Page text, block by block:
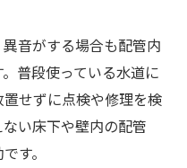
奨するケア習慣
理予防のコツ
フチェックの極意
ルフ点検術
音がする場合も配管内
普段使っている水道に
せずに点検や修理を検
い床下や壁内の配管
す。